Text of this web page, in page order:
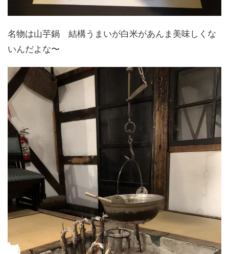
名物は山芋鍋 結構うまいが白米があんま美味しくな
いんだよな〜